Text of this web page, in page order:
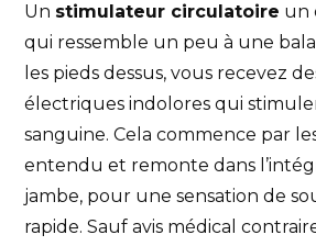
Un stimulateur circulatoire un
qui ressemble un peu à une
les pieds dessus, vous recevez
électriques indolores qui
sanguine. Cela commence par
entendu et remonte dans
jambe, pour une sensation de
rapide. Sauf avis médical